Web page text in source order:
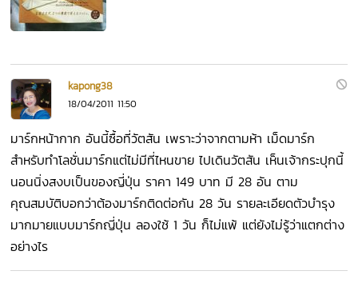
kapong38
18/04/2011 11:50
มาร์กหน้ากาก อันนี้ซื้อที่วัตสัน เพราะว่าจากตามห้า เม็ดมาร์ก
สำหรับทำโลชั่นมาร์กแต่ไม่มีที่ไหนขาย ไปเดินวัตสัน เห็นเจ้ากระปุกนี้
นอนนิ่งสงบเป็นของญี่ปุ่น ราคา 149 บาท มี 28 อัน ตาม
คุณสมบัติบอกว่าต้องมาร์กติดต่อกัน 28 วัน รายละเอียดตัวบำรุง
มากมายแบบมาร์กญี่ปุ่น ลองใช้ 1 วัน ก็ไม่แพ้ แต่ยังไม่รู้ว่าแตกต่าง
อย่างไร